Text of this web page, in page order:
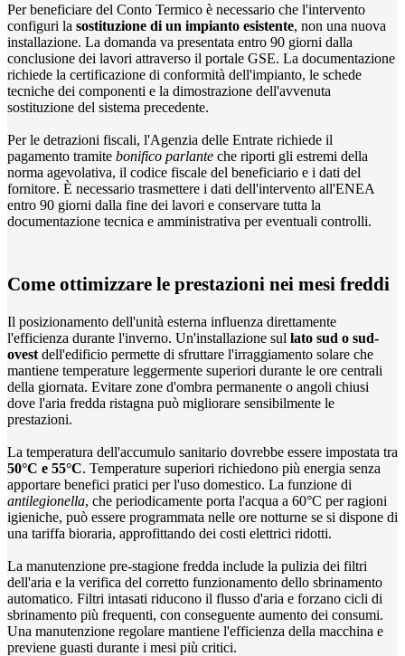
Per beneficiare del Conto Termico è necessario che l'intervento
configuri la sostituzione di un impianto esistente, non una nuova
installazione. La domanda va presentata entro 90 giorni dalla
conclusione dei lavori attraverso il portale GSE. La documentazione
richiede la certificazione di conformità dell'impianto, le schede
tecniche dei componenti e la dimostrazione dell'avvenuta
sostituzione del sistema precedente.
Per le detrazioni fiscali, l'Agenzia delle Entrate richiede il
pagamento tramite bonifico parlante che riporti gli estremi della
norma agevolativa, il codice fiscale del beneficiario e i dati del
fornitore. È necessario trasmettere i dati dell'intervento all'ENEA
entro 90 giorni dalla fine dei lavori e conservare tutta la
documentazione tecnica e amministrativa per eventuali controlli.
Come ottimizzare le prestazioni nei mesi freddi
Il posizionamento dell'unità esterna influenza direttamente
l'efficienza durante l'inverno. Un'installazione sul lato sud o sud-
ovest dell'edificio permette di sfruttare l'irraggiamento solare che
mantiene temperature leggermente superiori durante le ore centrali
della giornata. Evitare zone d'ombra permanente o angoli chiusi
dove l'aria fredda ristagna può migliorare sensibilmente le
prestazioni.
La temperatura dell'accumulo sanitario dovrebbe essere impostata tra
50°C e 55°C. Temperature superiori richiedono più energia senza
apportare benefici pratici per l'uso domestico. La funzione di
antilegionella, che periodicamente porta l'acqua a 60°C per ragioni
igieniche, può essere programmata nelle ore notturne se si dispone di
una tariffa bioraria, approfittando dei costi elettrici ridotti.
La manutenzione pre-stagione fredda include la pulizia dei filtri
dell'aria e la verifica del corretto funzionamento dello sbrinamento
automatico. Filtri intasati riducono il flusso d'aria e forzano cicli di
sbrinamento più frequenti, con conseguente aumento dei consumi.
Una manutenzione regolare mantiene l'efficienza della macchina e
previene guasti durante i mesi più critici.